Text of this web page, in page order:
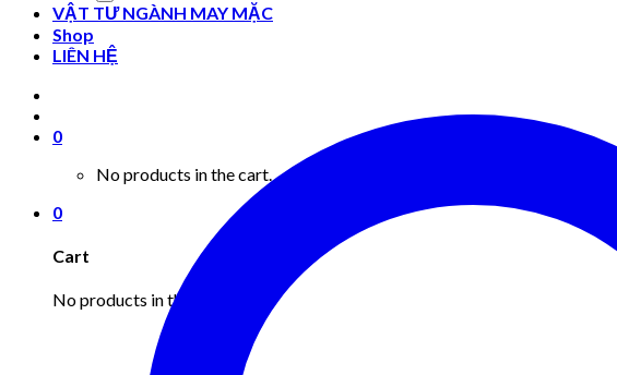
VẬT TƯ NGÀNH MAY MẶC
Shop
LIÊN HỆ
0
No products in the cart.
0
Cart
No products in the cart.